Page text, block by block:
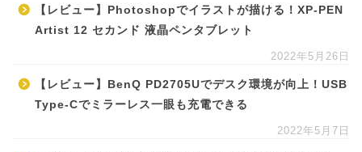
【レビュー】Photoshopでイラストが描ける！XP-PEN
Artist 12 セカンド 液晶ペンタブレット
2022年5月26日
【レビュー】BenQ PD2705Uでデスク環境が向上！USB
Type-Cでミラーレス一眼も充電できる
2022年5月7日